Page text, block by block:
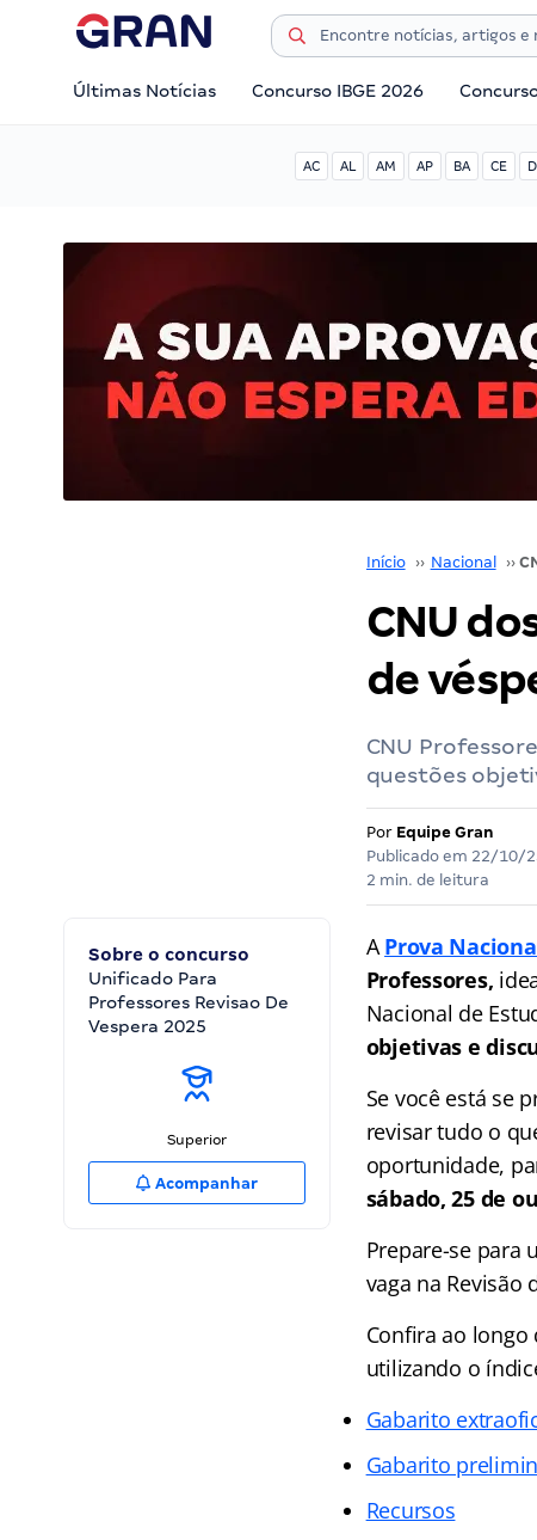
Últimas Notícias Concurso IBGE 2026
AC AL AM AP BA CE
Início ›› Nacional ››
CNU
de
CNU
questões
Por Equipe Gran
Publicado em 22/10/
2 min. de leitura
Sobre o concurso
Unificado Para
Professores Revisao De
Vespera 2025
Superior
Acompanhar
AProva
Professores,
Nacional de
objetivas e
Se você está se
revisar tudo o
oportunidade,
sábado, 25 de
Prepare-se para
vaga na Revisão
Confira ao longo
utilizando o
Gabarito
Gabarito
Recursos